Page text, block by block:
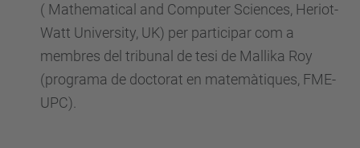
( Mathematical and Computer Sciences, Heriot-
Watt University, UK) per participar com a
membres del tribunal de tesi de Mallika Roy
(programa de doctorat en matemàtiques, FME-
UPC).